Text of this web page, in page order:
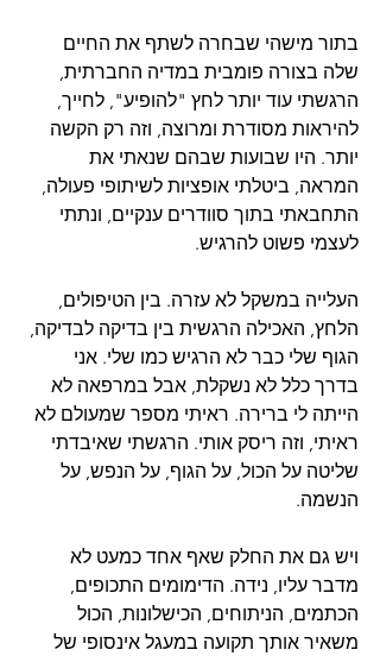
בתור מישהי שבחרה לשתף את החיים
שלה בצורה פומבית במדיה החברתית,
הרגשתי עוד יותר לחץ "להופיע", לחייך,
להיראות מסודרת ומרוצה, וזה רק הקשה
יותר. היו שבועות שבהם שנאתי את
המראה, ביטלתי אופציות לשיתופי פעולה,
התחבאתי בתוך סוודרים ענקיים, ונתתי
לעצמי פשוט להרגיש.
העלייה במשקל לא עזרה. בין הטיפולים,
הלחץ, האכילה הרגשית בין בדיקה לבדיקה,
הגוף שלי כבר לא הרגיש כמו שלי. אני
בדרך כלל לא נשקלת, אבל במרפאה לא
הייתה לי ברירה. ראיתי מספר שמעולם לא
ראיתי, וזה ריסק אותי. הרגשתי שאיבדתי
שליטה על הכול, על הגוף, על הנפש, על
הנשמה.
ויש גם את החלק שאף אחד כמעט לא
מדבר עליו, נידה. הדימומים התכופים,
הכתמים, הניתוחים, הכישלונות, הכול
משאיר אותך תקועה במעגל אינסופי של